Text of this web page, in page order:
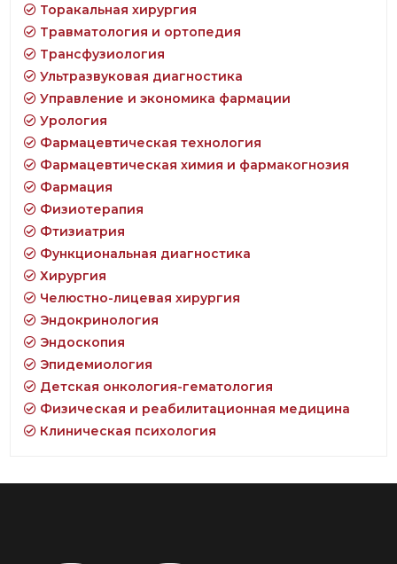
Торакальная хирургия
Травматология и ортопедия
Трансфузиология
Ультразвуковая диагностика
Управление и экономика фармации
Урология
Фармацевтическая технология
Фармацевтическая химия и фармакогнозия
Фармация
Физиотерапия
Фтизиатрия
Функциональная диагностика
Хирургия
Челюстно-лицевая хирургия
Эндокринология
Эндоскопия
Эпидемиология
Детская онкология-гематология
Физическая и реабилитационная медицина
Клиническая психология